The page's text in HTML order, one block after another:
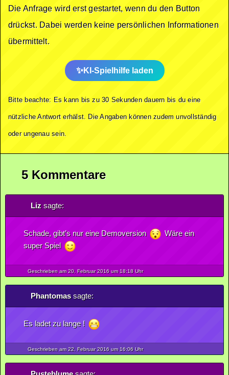
Die Anfrage wird erst gestartet, wenn du den Button
drückst. Dabei werden keine persönlichen Informationen
übermittelt.
KI-Spielhilfe laden
Bitte beachte: Es kann bis zu 30 Sekunden dauern bis du eine
nützliche Antwort erhälst. Die Angaben können zudem unvollständig
oder ungenau sein.
5 Kommentare
Lizsagte:
Schade, gibt’s nur eine Demoversion
Wäre ein
super Spiel
Geschrieben am 20. Februar2016um 18:18 Uhr
Phantomassagte:
Es ladet zu lange !
Geschrieben am 22. Februar2016um 16:06 Uhr